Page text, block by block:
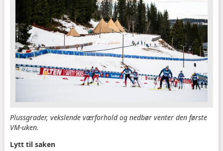
Plussgrader, vekslende værforhold og nedbør venter den første
VM-uken.
Lytt til saken
Share this widget
📌